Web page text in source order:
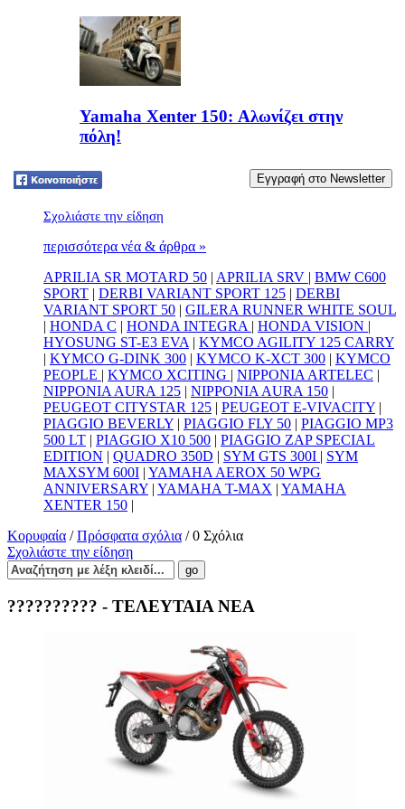
Yamaha Xenter 150: Αλωνίζει στην
πόλη!
Tweet
Σχολιάστε την είδηση
περισσότερα νέα & άρθρα »
APRILIA SR MOTARD 50 | APRILIA SRV | BMW C600
SPORT | DERBI VARIANT SPORT 125 | DERBI
VARIANT SPORT 50 | GILERA RUNNER WHITE SOUL
| HONDA C | HONDA INTEGRA | HONDA VISION |
HYOSUNG ST-E3 EVA | KYMCO AGILITY 125 CARRY
| KYMCO G-DINK 300 | KYMCO K-XCT 300 | KYMCO
PEOPLE | KYMCO XCITING | NIPPONIA ARTELEC |
NIPPONIA AURA 125 | NIPPONIA AURA 150 |
PEUGEOT CITYSTAR 125 | PEUGEOT E-VIVACITY |
PIAGGIO BEVERLY | PIAGGIO FLY 50 | PIAGGIO MP3
500 LT | PIAGGIO X10 500 | PIAGGIO ZAP SPECIAL
EDITION | QUADRO 350D | SYM GTS 300I | SYM
MAXSYM 600I | YAMAHA AEROX 50 WPG
ANNIVERSARY | YAMAHA T-MAX | YAMAHA
XENTER 150 |
Κορυφαία /Πρόσφατα σχόλια / 0 Σχόλια
Σχολιάστε την είδηση
?????????? - ΤΕΛΕΥΤΑΙΑ ΝΕΑ